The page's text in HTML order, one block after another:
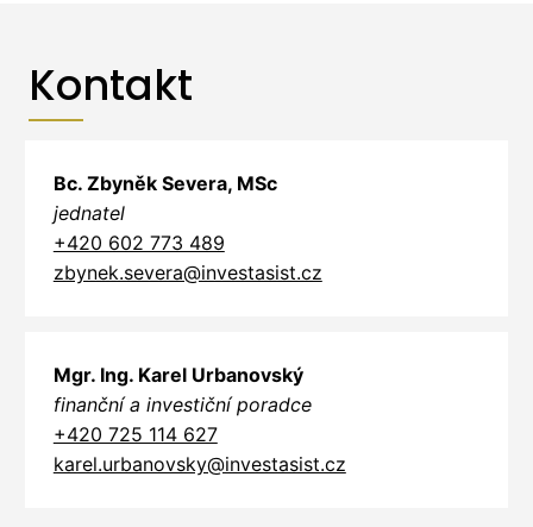
Kontakt
Bc. Zbyněk Severa, MSc
jednatel
+420 602 773 489
zbynek.severa@investasist.cz
Mgr. Ing. Karel Urbanovský
finanční a investiční poradce
+420 725 114 627
karel.urbanovsky@investasist.cz